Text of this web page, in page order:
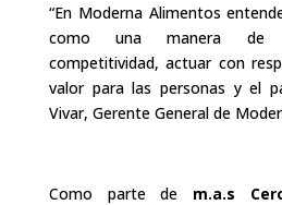
“En Moderna Alimentos
como una manera de
competitividad, actuar con
valor para las personas y el
Vivar, Gerente General de
Como parte de m.a.s